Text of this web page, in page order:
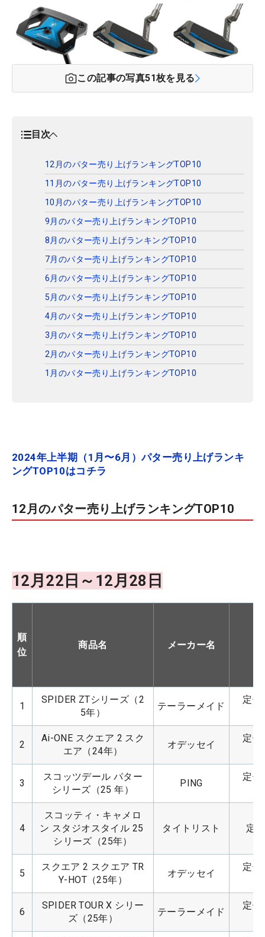
この記事の写真51枚を見る
目次
12月のパター売り上げランキングTOP10
11月のパター売り上げランキングTOP10
10月のパター売り上げランキングTOP10
9月のパター売り上げランキングTOP10
8月のパター売り上げランキングTOP10
7月のパター売り上げランキングTOP10
6月のパター売り上げランキングTOP10
5月のパター売り上げランキングTOP10
4月のパター売り上げランキングTOP10
3月のパター売り上げランキングTOP10
2月のパター売り上げランキングTOP10
1月のパター売り上げランキングTOP10
2024年上半期（1月〜6月）パター売り上げランキ
ングTOP10はコチラ
12月のパター売り上げランキングTOP10
12月22日～12月28日
順
位
商品名 メーカー名
1
SPIDER ZTシリーズ（2
5年）
テーラーメイド
定価
2
Ai-ONE スクエア 2 スク
エア（24年）
オデッセイ
定価
3
スコッツデール パター
シリーズ（25 年）
PING
定価
4
スコッティ・キャメロ
ン スタジオスタイル 25
シリーズ（25年）
タイトリスト 定
5
スクエア 2 スクエア TR
Y-HOT（25年）
オデッセイ
定価
6
SPIDER TOUR X シリー
ズ（25年）
テーラーメイド
定価